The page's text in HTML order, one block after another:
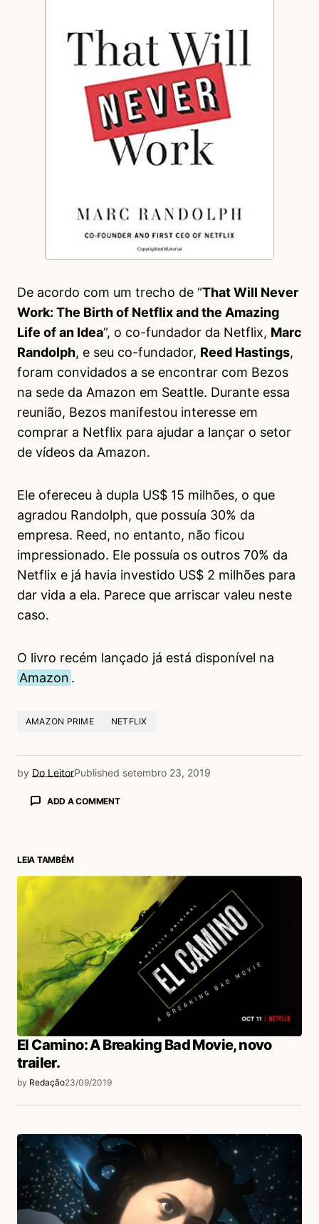
De acordo com um trecho de “That Will Never
Work: The Birth of Netflix and the Amazing
Life of an Idea“, o co-fundador da Netflix, Marc
Randolph, e seu co-fundador, Reed Hastings,
foram convidados a se encontrar com Bezos
na sede da Amazon em Seattle. Durante essa
reunião, Bezos manifestou interesse em
comprar a Netflix para ajudar a lançar o setor
de vídeos da Amazon.
Ele ofereceu à dupla US$ 15 milhões, o que
agradou Randolph, que possuía 30% da
empresa. Reed, no entanto, não ficou
impressionado. Ele possuía os outros 70% da
Netflix e já havia investido US$ 2 milhões para
dar vida a ela. Parece que arriscar valeu neste
caso.
O livro recém lançado já está disponível na
Amazon .
AMAZON PRIME NETFLIX
by Do LeitorPublished setembro 23, 2019
ADD A COMMENT
LEIA TAMBÉM
El Camino: A Breaking Bad Movie, novo
trailer.
by Redação23/09/2019